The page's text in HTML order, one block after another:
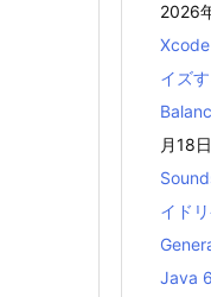
2026
イズ
月18日
イド
Java